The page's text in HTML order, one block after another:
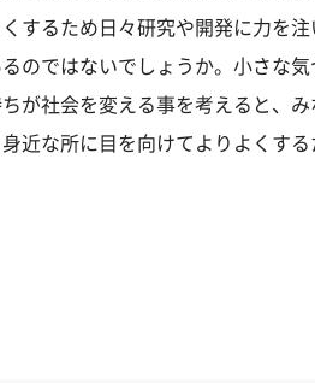
するため日々研究や開発に力を
のではないでしょうか。小さな
が社会を変える事を考えると、
近な所に目を向けてよりよくす